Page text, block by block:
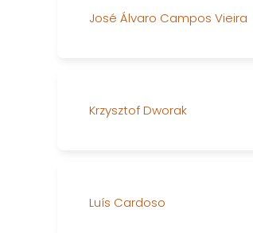
José Álvaro Campos Vieira
Krzysztof Dworak
Luís Cardoso